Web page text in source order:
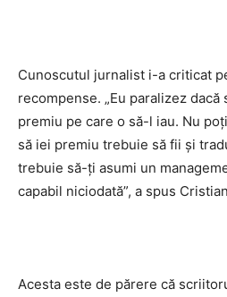
Cunoscutul jurnalist i-a criticat
recompense. „Eu paralizez
premiu pe care o să-l iau. Nu
să iei premiu trebuie să fii şi
trebuie să-ţi asumi un
capabil niciodată”, a spus
Acesta este de părere că